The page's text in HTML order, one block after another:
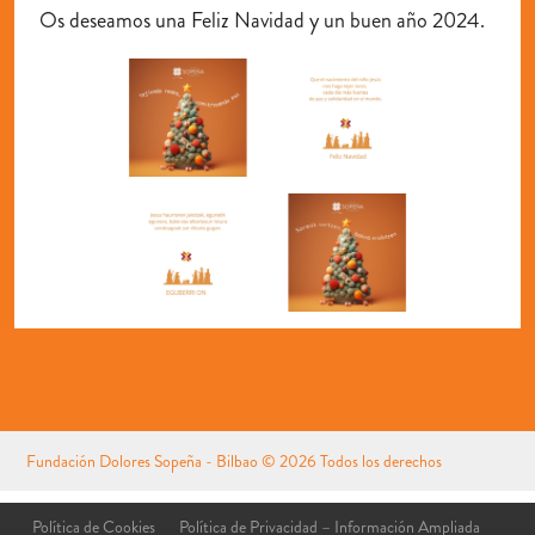
Os deseamos una Feliz Navidad y un buen año 2024.
Fundación Dolores Sopeña - Bilbao © 2026 Todos los derechos
reservados Aviso Legal
Política de Cookies Política de Privacidad – Información Ampliada